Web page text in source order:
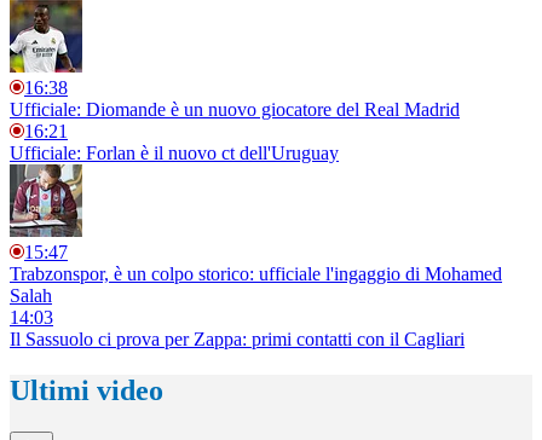
16:38
Ufficiale: Diomande è un nuovo giocatore del Real Madrid
16:21
Ufficiale: Forlan è il nuovo ct dell'Uruguay
15:47
Trabzonspor, è un colpo storico: ufficiale l'ingaggio di Mohamed
Salah
14:03
Il Sassuolo ci prova per Zappa: primi contatti con il Cagliari
Ultimi video